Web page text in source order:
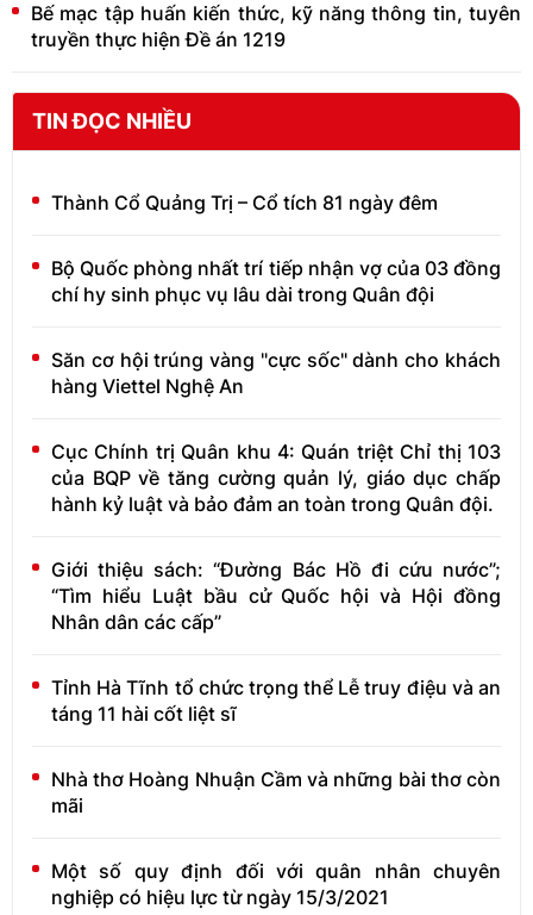
Bế mạc tập huấn kiến thức, kỹ năng thông tin, tuyên
truyền thực hiện Đề án 1219
TIN ĐỌC NHIỀU
Thành Cổ Quảng Trị – Cổ tích 81 ngày đêm
Bộ Quốc phòng nhất trí tiếp nhận vợ của 03 đồng
chí hy sinh phục vụ lâu dài trong Quân đội
Săn cơ hội trúng vàng "cực sốc" dành cho khách
hàng Viettel Nghệ An
Cục Chính trị Quân khu 4: Quán triệt Chỉ thị 103
của BQP về tăng cường quản lý, giáo dục chấp
hành kỷ luật và bảo đảm an toàn trong Quân đội.
Giới thiệu sách: “Đường Bác Hồ đi cứu nước”;
“Tìm hiểu Luật bầu cử Quốc hội và Hội đồng
Nhân dân các cấp”
Tỉnh Hà Tĩnh tổ chức trọng thể Lễ truy điệu và an
táng 11 hài cốt liệt sĩ
Nhà thơ Hoàng Nhuận Cầm và những bài thơ còn
mãi
Một số quy định đối với quân nhân chuyên
nghiệp có hiệu lực từ ngày 15/3/2021